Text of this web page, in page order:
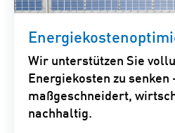
Wir unterstützen Sie
Energiekosten zu
maßgeschneidert,
nachhaltig.